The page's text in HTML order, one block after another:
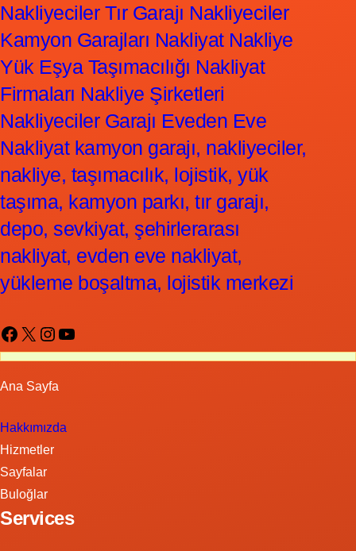
Nakliyeciler Tır Garajı Nakliyeciler
Kamyon Garajları Nakliyat Nakliye
Yük Eşya Taşımacılığı Nakliyat
Firmaları Nakliye Şirketleri
Nakliyeciler Garajı Eveden Eve
Nakliyat kamyon garajı, nakliyeciler,
nakliye, taşımacılık, lojistik, yük
taşıma, kamyon parkı, tır garajı,
depo, sevkiyat, şehirlerarası
nakliyat, evden eve nakliyat,
yükleme boşaltma, lojistik merkezi
Facebook X Instagram YouTube
Ana Sayfa
Hakkımızda
Hizmetler
Sayfalar
Buloğlar
Services